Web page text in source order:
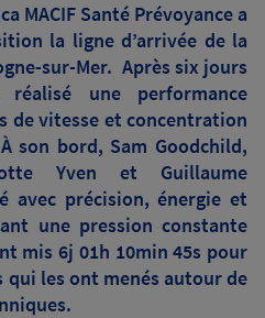
MACIF Santé Prévoyance a
la ligne d’arrivée de la
sur-Mer. Après six jours
une performance
de vitesse et concentration
son bord, Sam Goodchild,
Yven et Guillaume
avec précision, énergie et
une pression constante
mis 6j 01h 10min 45s pour
qui les ont menés autour de